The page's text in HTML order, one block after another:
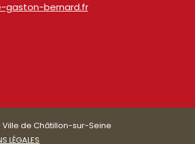
bernard.fr
de Châtillon-sur-Seine
LÉGALES